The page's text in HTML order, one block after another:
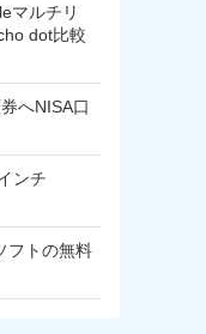
マルチリ
dot比較
へNISA口
ンチ
フトの無料